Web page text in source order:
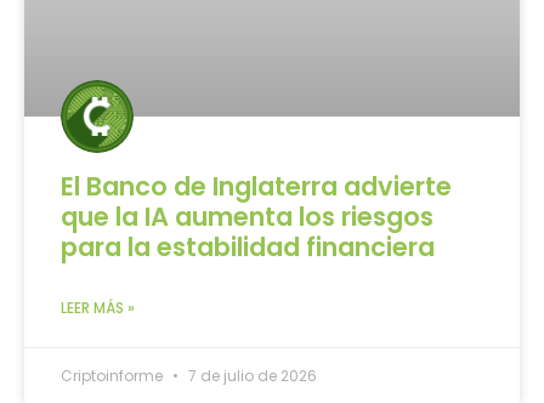
El Banco de Inglaterra advierte
que la IA aumenta los riesgos
para la estabilidad financiera
LEER MÁS »
Criptoinforme 7 de julio de 2026